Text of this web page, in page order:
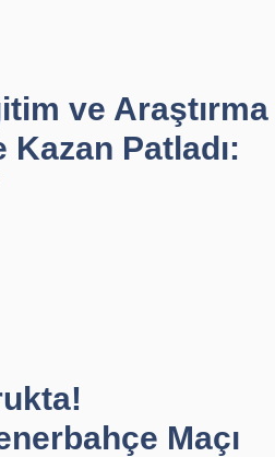
ve Araştırma
Patladı:
Maçı